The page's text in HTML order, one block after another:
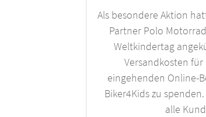
Als besondere Aktion
Partner Polo
Weltkindertag
Versandkosten für
eingehenden Online-
Biker4Kids zu
alle